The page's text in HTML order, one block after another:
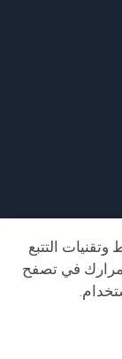
التتبع
في تصفح